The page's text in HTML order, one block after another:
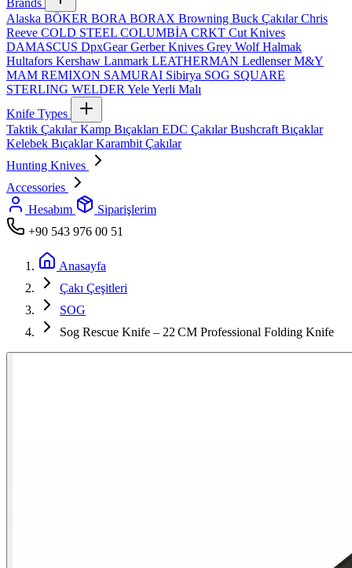
Brands
Alaska BÖKER BORA BORAX Browning Buck ÇakılarChris
Reeve COLD STEEL COLUMBİA CRKT Cut Knives
DAMASCUS DpxGearGerber Knives Grey WolfHalmak
Hultafors Kershaw Lanmark LEATHERMAN LedlenserM&Y
MAM REMIXON SAMURAI Sibirya SOG SQUARE
STERLING WELDER YeleYerli Malı
Knife Types
Taktik ÇakılarKamp Bıçakları EDC ÇakılarBushcraft Bıçaklar
Kelebek BıçaklarKarambit Çakılar
Hunting Knives
Accessories
Hesabım
Siparişlerim
+90 543 976 00 51
Anasayfa
Çakı Çeşitleri
SOG
Sog Rescue Knife – 22 CM Professional Folding Knife